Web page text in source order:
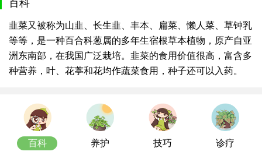
百科
韭菜又被称为山韭、长生韭、丰本、扁菜、懒人菜、草钟乳
等等，是一种百合科葱属的多年生宿根草本植物，原产自亚
洲东南部，在我国广泛栽培。韭菜的食用价值很高，富含多
种营养，叶、花葶和花均作蔬菜食用，种子还可以入药。
百科 养护 技巧 诊疗